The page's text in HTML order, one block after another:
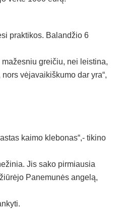
praktikos. Balandžio 6
greičiu, nei leistina,
vėjavaikiškumo dar yra“,
kaimo klebonas“,- tikino
Jis sako pirmiausia
Panemunės angelą,